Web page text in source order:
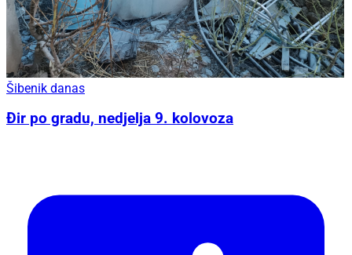
Šibenik danas
Đir po gradu, nedjelja 9. kolovoza